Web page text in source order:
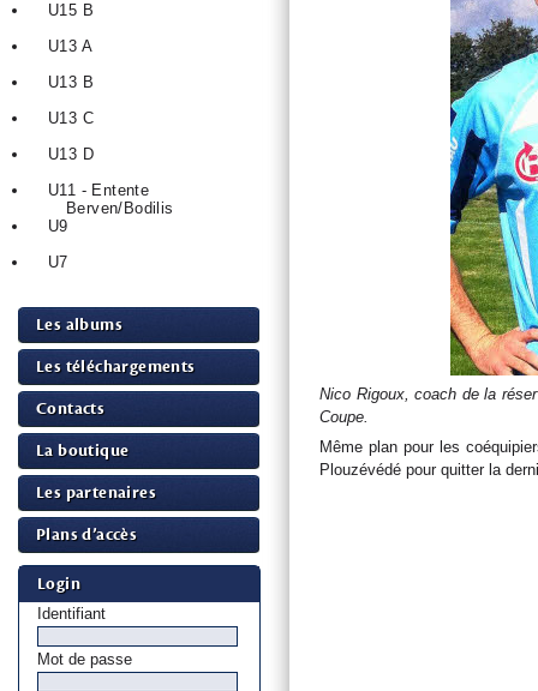
U15 B
U13 A
U13 B
U13 C
U13 D
U11 - Entente
Berven/Bodilis
U9
U7
Les albums
Les téléchargements
Contacts
La boutique
Les partenaires
Plans d’accès
Login
Identifiant
Mot de passe
Nico Rigoux, coach de la
Coupe.
Même plan pour les
Plouzévédé pour quitter la